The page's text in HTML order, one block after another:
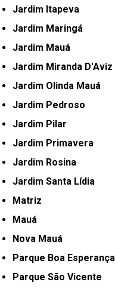
Jardim Itapeva
Jardim Maringá
Jardim Mauá
Jardim Miranda D'Aviz
Jardim Olinda Mauá
Jardim Pedroso
Jardim Pilar
Jardim Primavera
Jardim Rosina
Jardim Santa Lídia
Matriz
Mauá
Nova Mauá
Parque Boa Esperança
Parque São Vicente